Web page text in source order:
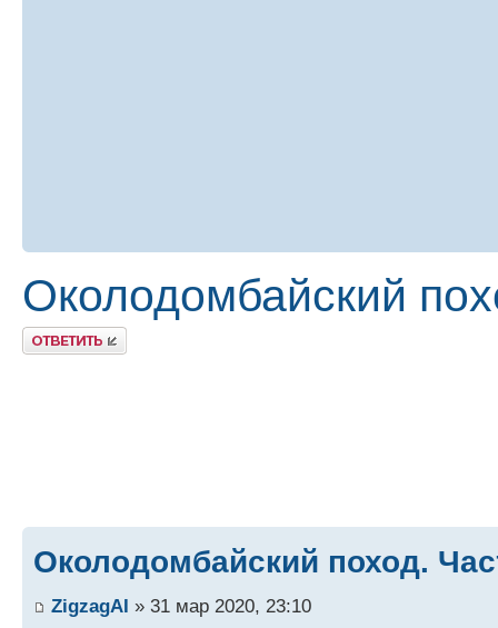
Околодомбайский
Ответить
Околодомбайский поход.
ZigzagAI » 31 мар 2020, 23:10